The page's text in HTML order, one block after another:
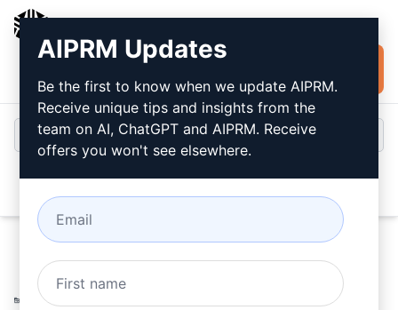
installieren
Home / AI Prompts für ChatGPT
Marketing Prompts
Meta-Beschreibung für bestehende
AIPRM Updates
Be the first to know when we update AIPRM.
Receive unique tips and insights from the
team on AI, ChatGPT and AIPRM. Receive
offers you won't see elsewhere.